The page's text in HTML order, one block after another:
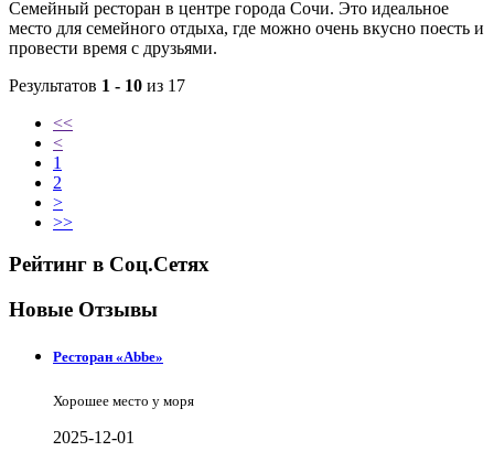
Семейный ресторан в центре города Сочи. Это идеальное
место для семейного отдыха, где можно очень вкусно поесть и
провести время с друзьями.
Результатов 1 - 10 из 17
<<
<
1
2
>
>>
Рейтинг в Соц.Сетях
Новые Отзывы
Ресторан «Abbe»
Хорошее место у моря
2025-12-01